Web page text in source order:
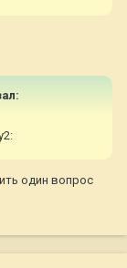
один вопрос